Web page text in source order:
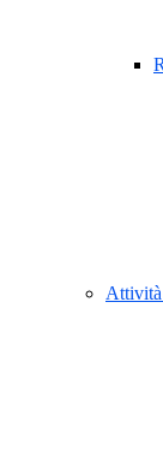
Attività